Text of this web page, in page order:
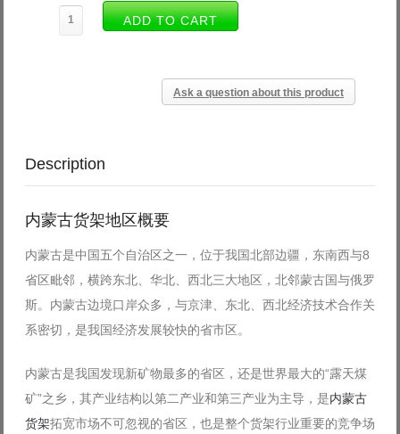
Ask a question about this product
Description
内蒙古货架地区概要
内蒙古是中国五个自治区之一，位于我国北部边疆，东南西与8
省区毗邻，横跨东北、华北、西北三大地区，北邻蒙古国与俄罗
斯。内蒙古边境口岸众多，与京津、东北、西北经济技术合作关
系密切，是我国经济发展较快的省市区。
内蒙古是我国发现新矿物最多的省区，还是世界最大的“露天煤
矿”之乡，其产业结构以第二产业和第三产业为主导，是内蒙古
货架拓宽市场不可忽视的省区，也是整个货架行业重要的竞争场